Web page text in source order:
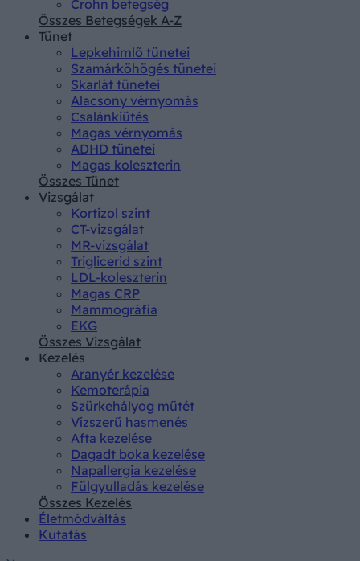
Crohn betegség
Összes Betegségek A-Z
Tünet
Lepkehimlő tünetei
Szamárköhögés tünetei
Skarlát tünetei
Alacsony vérnyomás
Csalánkiütés
Magas vérnyomás
ADHD tünetei
Magas koleszterin
Összes Tünet
Vizsgálat
Kortizol szint
CT-vizsgálat
MR-vizsgálat
Triglicerid szint
LDL-koleszterin
Magas CRP
Mammográfia
EKG
Összes Vizsgálat
Kezelés
Aranyér kezelése
Kemoterápia
Szürkehályog műtét
Vízszerű hasmenés
Afta kezelése
Dagadt boka kezelése
Napallergia kezelése
Fülgyulladás kezelése
Összes Kezelés
Életmódváltás
Kutatás